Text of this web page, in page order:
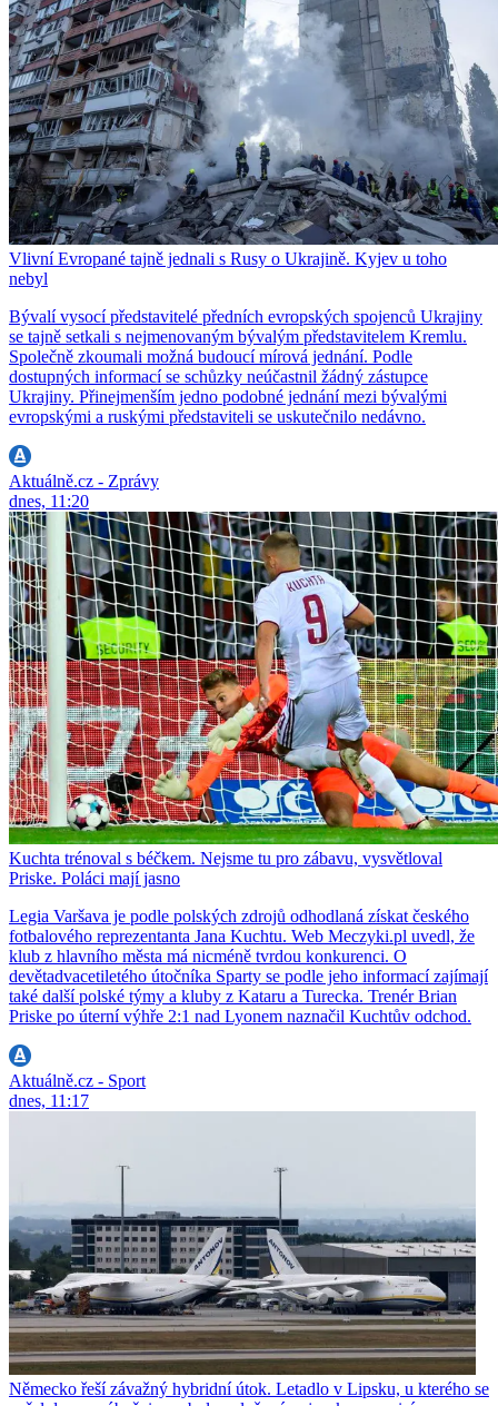
Vlivní Evropané tajně jednali s Rusy o Ukrajině. Kyjev u toho
nebyl
Bývalí vysocí představitelé předních evropských spojenců Ukrajiny
se tajně setkali s nejmenovaným bývalým představitelem Kremlu.
Společně zkoumali možná budoucí mírová jednání. Podle
dostupných informací se schůzky neúčastnil žádný zástupce
Ukrajiny. Přinejmenším jedno podobné jednání mezi bývalými
evropskými a ruskými představiteli se uskutečnilo nedávno.
Aktuálně.cz - Zprávy
dnes, 11:20
Kuchta trénoval s béčkem. Nejsme tu pro zábavu, vysvětloval
Priske. Poláci mají jasno
Legia Varšava je podle polských zdrojů odhodlaná získat českého
fotbalového reprezentanta Jana Kuchtu. Web Meczyki.pl uvedl, že
klub z hlavního města má nicméně tvrdou konkurenci. O
devětadvacetiletého útočníka Sparty se podle jeho informací zajímají
také další polské týmy a kluby z Kataru a Turecka. Trenér Brian
Priske po úterní výhře 2:1 nad Lyonem naznačil Kuchtův odchod.
Aktuálně.cz - Sport
dnes, 11:17
Německo řeší závažný hybridní útok. Letadlo v Lipsku, u kterého se